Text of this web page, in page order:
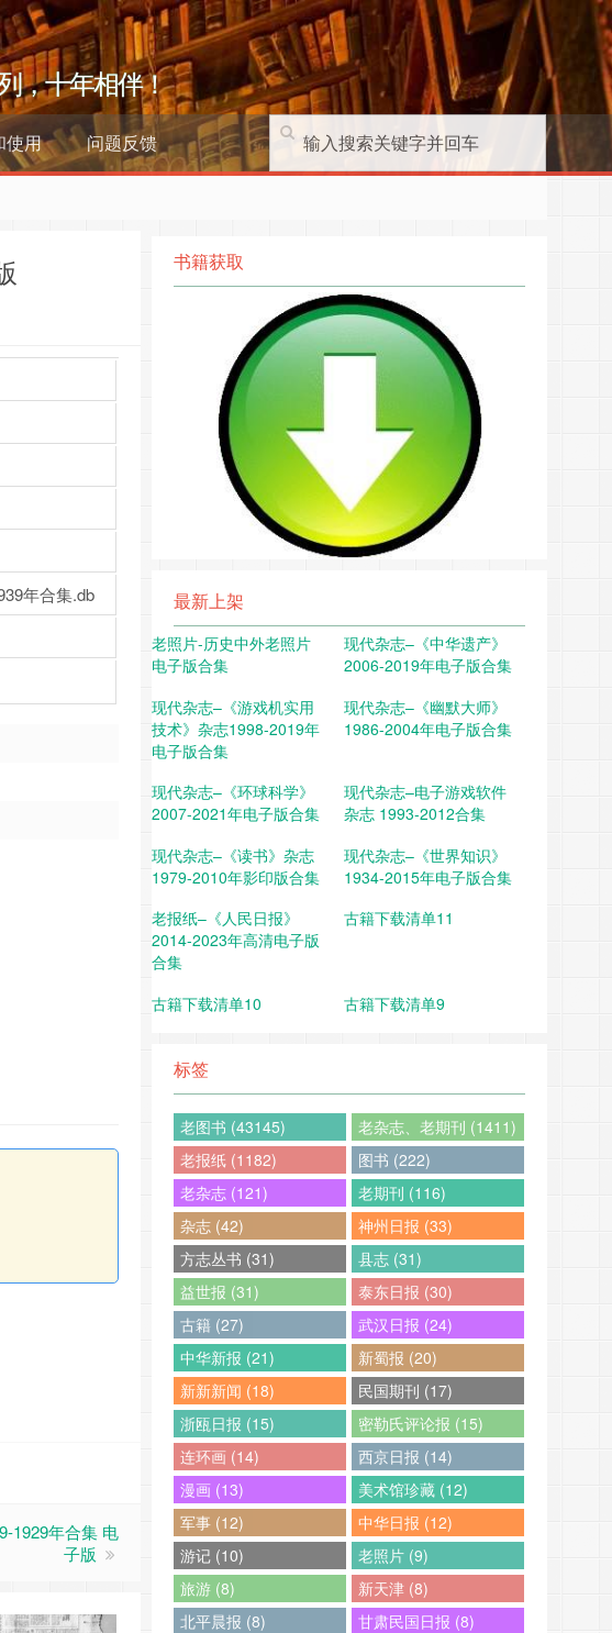
，十年相伴！
使用 问题反馈
年合集.db
1929年合集 电
子版
书籍获取
最新上架
老照片-历史中外老照片
电子版合集
现代杂志–《中华遗产》
2006-2019年电子版合集
现代杂志–《游戏机实用
技术》杂志1998-2019年
电子版合集
现代杂志–《幽默大师》
1986-2004年电子版合集
现代杂志–《环球科学》
2007-2021年电子版合集
现代杂志–电子游戏软件
杂志 1993-2012合集
现代杂志–《读书》杂志
1979-2010年影印版合集
现代杂志–《世界知识》
1934-2015年电子版合集
老报纸–《人民日报》
2014-2023年高清电子版
合集
古籍下载清单11
古籍下载清单10 古籍下载清单9
标签
老图书 (43145)
老杂志、老期刊 (1411)
老报纸 (1182)
图书 (222)
老杂志 (121)
老期刊 (116)
杂志 (42)
神州日报 (33)
方志丛书 (31)
县志 (31)
益世报 (31)
泰东日报 (30)
古籍 (27)
武汉日报 (24)
中华新报 (21)
新蜀报 (20)
新新新闻 (18)
民国期刊 (17)
浙瓯日报 (15)
密勒氏评论报 (15)
连环画 (14)
西京日报 (14)
漫画 (13)
美术馆珍藏 (12)
军事 (12)
中华日报 (12)
游记 (10)
老照片 (9)
旅游 (8)
新天津 (8)
北平晨报 (8)
甘肃民国日报 (8)